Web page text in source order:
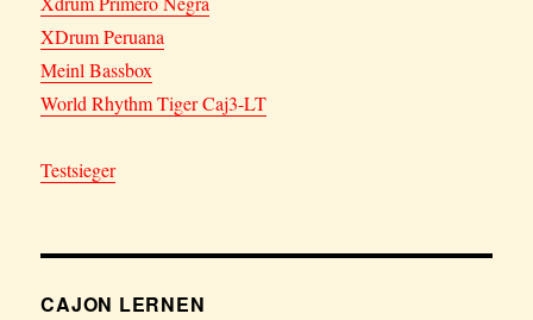
XDrum Peruana
Meinl Bassbox
World Rhythm Tiger Caj3-LT
Testsieger
CAJON LERNEN